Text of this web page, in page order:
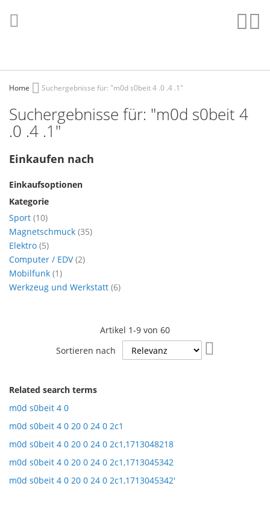
zum
Inhalt
Home Suchergebnisse für: "m0d s0beit 4 .0 .4 .1"
Suchergebnisse für: "m0d s0beit 4
.0 .4 .1"
Artikel 1-9 von 60
Sortieren nach
Related search terms
m0d s0beit 4 0
m0d s0beit 4 0 20 0 24 0 2c1
m0d s0beit 4 0 20 0 24 0 2c1,1713048218
m0d s0beit 4 0 20 0 24 0 2c1,1713045342
m0d s0beit 4 0 20 0 24 0 2c1,1713045342'
Einkaufen nach
Einkaufsoptionen
Kategorie
Sport 10Artikel
Magnetschmuck 35Artikel
Elektro 5Artikel
Computer / EDV 2Artikel
Mobilfunk 1Artikel
Werkzeug und Werkstatt 6Artikel